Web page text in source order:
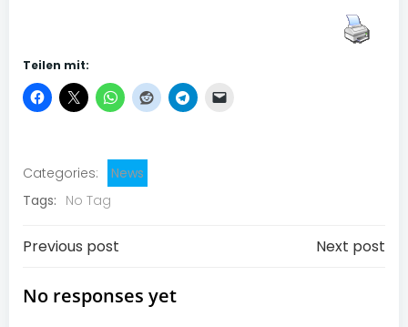
Teilen mit:
Categories:
News
Tags: No Tag
Post
navigation
Previous post Next post
No responses yet